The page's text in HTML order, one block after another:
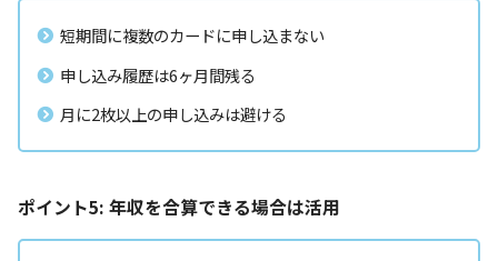
短期間に複数のカードに申し込まない
申し込み履歴は6ヶ月間残る
月に2枚以上の申し込みは避ける
ポイント5: 年収を合算できる場合は活用